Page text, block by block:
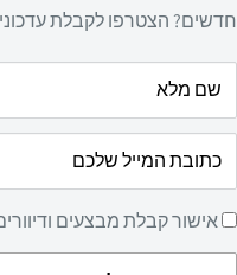
חדשים? הצטרפו לקבלת
שם מלא
כתובת המייל שלכם
אישור קבלת מבצעים